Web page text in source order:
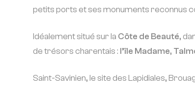
petits ports et ses monuments reconnus
Idéalement situé sur la Côte de Beauté,
de trésors charentais : l’île Madame,
Saint-Savinien, le site des Lapidiales,